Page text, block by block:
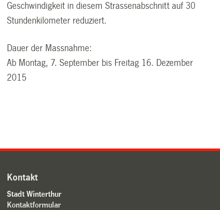
Geschwindigkeit in diesem Strassenabschnitt auf 30
Stundenkilometer reduziert.
Dauer der Massnahme:
Ab Montag, 7. September bis Freitag 16. Dezember
2015
Kontakt
Stadt Winterthur
Kontaktformular